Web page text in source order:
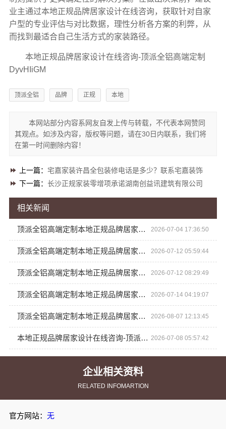
企业相关资料
RELATED INFOMARTION
官方网站： 无
业主通过本地正规品牌居家设计在线咨询，获取针对自家
户型的专业评估与对比数据，理性分析各方案的利弊，从
而找到最适合自己生活方式的家装路径。
本地正规品牌居家设计在线咨询-顶派全铝高端定制
DyvHIiGM
顶派全铝 品牌 正规 本地
本网站部分内容系网友自发上传与转载，不代表本网赞同
其观点。如涉及内容，版权等问题，请在30日内联系，我们将
在第一时间删除内容！
上一篇： 宅嘉家装许昌全包装修电话是多少？联系宅嘉装饰
下一篇： 长沙正规家装零增项承诺湖南创益讯建筑有限公司
相关新闻
顶派全铝高端定制本地正规品牌居家设计在线咨询 2026-07-04 17:36:50
顶派全铝高端定制本地正规品牌居家设计在线咨询 2026-07-12 05:59:44
顶派全铝高端定制本地正规品牌居家设计在线咨询 2026-07-12 08:29:49
顶派全铝高端定制本地正规品牌居家设计在线咨询 2026-07-14 04:19:07
顶派全铝高端定制本地正规品牌居家设计在线咨询 2026-08-07 12:13:45
本地正规品牌居家设计在线咨询-顶派全铝高端定制 2026-07-08 05:57:42